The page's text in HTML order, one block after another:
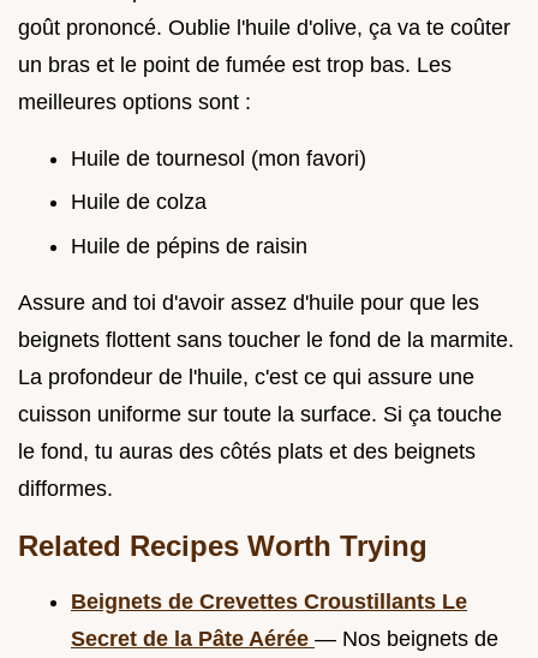
goût prononcé. Oublie l'huile d'olive, ça va te coûter
un bras et le point de fumée est trop bas. Les
meilleures options sont :
Huile de tournesol (mon favori)
Huile de colza
Huile de pépins de raisin
Assure and toi d'avoir assez d'huile pour que les
beignets flottent sans toucher le fond de la marmite.
La profondeur de l'huile, c'est ce qui assure une
cuisson uniforme sur toute la surface. Si ça touche
le fond, tu auras des côtés plats et des beignets
difformes.
Related Recipes Worth Trying
Beignets de Crevettes Croustillants Le
Secret de la Pâte Aérée — Nos beignets de